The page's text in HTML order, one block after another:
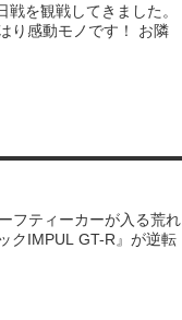
を観戦してきました。
り感動モノです！ お隣
フティーカーが入る荒れ
クIMPUL GT-R』が逆転